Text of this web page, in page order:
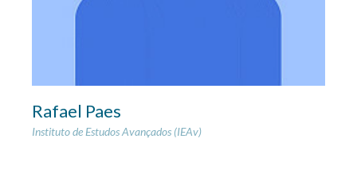
Rafael Paes
Instituto de Estudos Avançados (IEAv)